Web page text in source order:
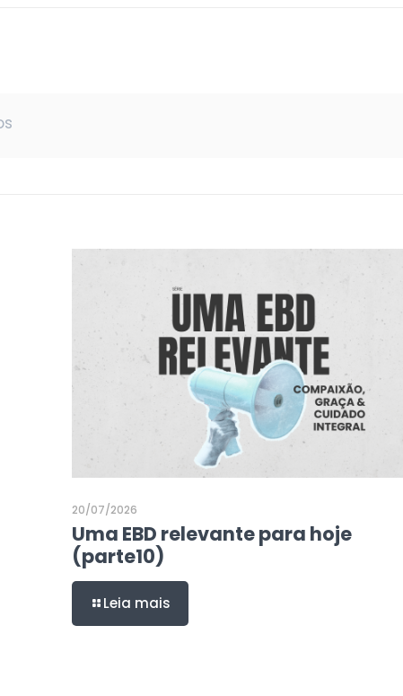
20/07/2026
Uma EBD relevante para hoje
(parte10)
Leia mais